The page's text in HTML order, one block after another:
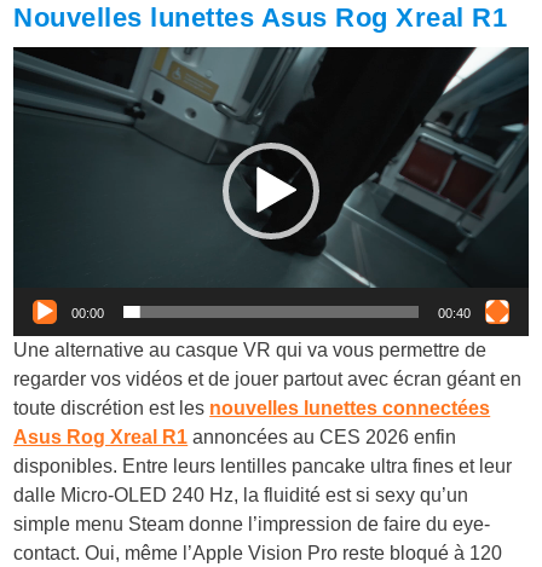
Nouvelles lunettes Asus Rog Xreal R1
Lecteur
vidéo
00:00 00:40
Une alternative au casque VR qui va vous permettre de
regarder vos vidéos et de jouer partout avec écran géant en
toute discrétion est les nouvelles lunettes connectées
Asus Rog Xreal R1 annoncées au CES 2026 enfin
disponibles. Entre leurs lentilles pancake ultra fines et leur
dalle Micro-OLED 240 Hz, la fluidité est si sexy qu’un
simple menu Steam donne l’impression de faire du eye-
contact. Oui, même l’Apple Vision Pro reste bloqué à 120